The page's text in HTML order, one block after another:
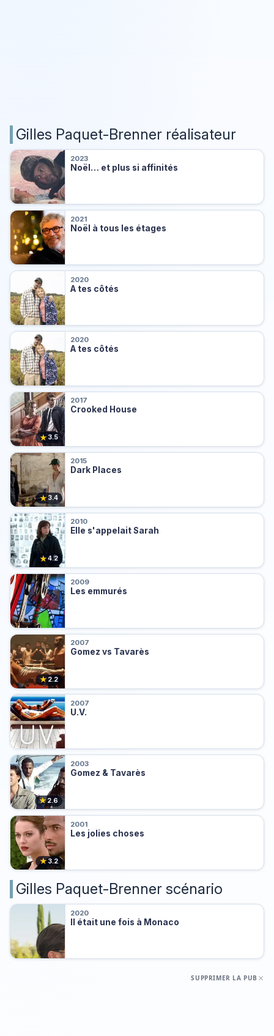
Gilles Paquet-Brenner réalisateur
2023
Noël… et plus si affinités
2021
Noël à tous les étages
2020
A tes côtés
2020
A tes côtés
★ 3.5
2017
Crooked House
★3.4
2015
Dark Places
★4.2
2010
Elle s'appelait Sarah
2009
Les emmurés
★2.2
2007
Gomez vs Tavarès
2007
U.V.
★2.6
2003
Gomez & Tavarès
★3.2
2001
Les jolies choses
Gilles Paquet-Brenner scénario
2020
Il était une fois à Monaco
SUPPRIMER LA PUB